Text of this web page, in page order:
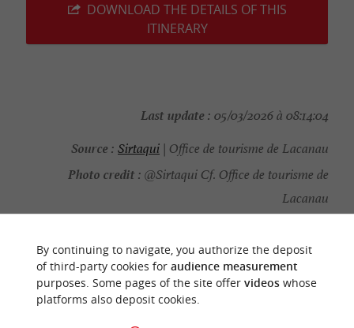
DOWNLOAD THE DETAILS OF THIS
ITINERARY
Last update : 05/03/2026 à 08:14:04
Source : Sirtaqui | Office de tourisme de Lacanau
Photo credit : @Sirtaqui Cf. Office de tourisme de
Lacanau
YOU WILL LIKEALSO
By continuing to navigate, you authorize the deposit
of third-party cookies for audience measurement
purposes. Some pages of the site offer videoswhose
platforms also deposit cookies.